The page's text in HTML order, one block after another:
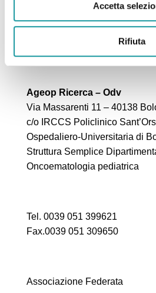
Accetta
Rifiuta
Ageop Ricerca – Odv
Via Massarenti 11 – 40138
c/o IRCCS Policlinico
Ospedaliero-Universitaria di
Struttura Semplice
Oncoematologia pediatrica
Tel. 0039 051 399621
Fax.0039 051 309650
Associazione Federata